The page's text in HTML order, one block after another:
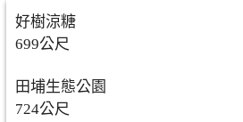
好樹涼糖
699公尺
田埔生態公園
724公尺